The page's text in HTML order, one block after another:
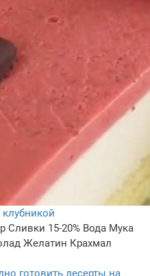
Сливки 15-20% Вода Мука
Желатин Крахмал
готовить десерты на